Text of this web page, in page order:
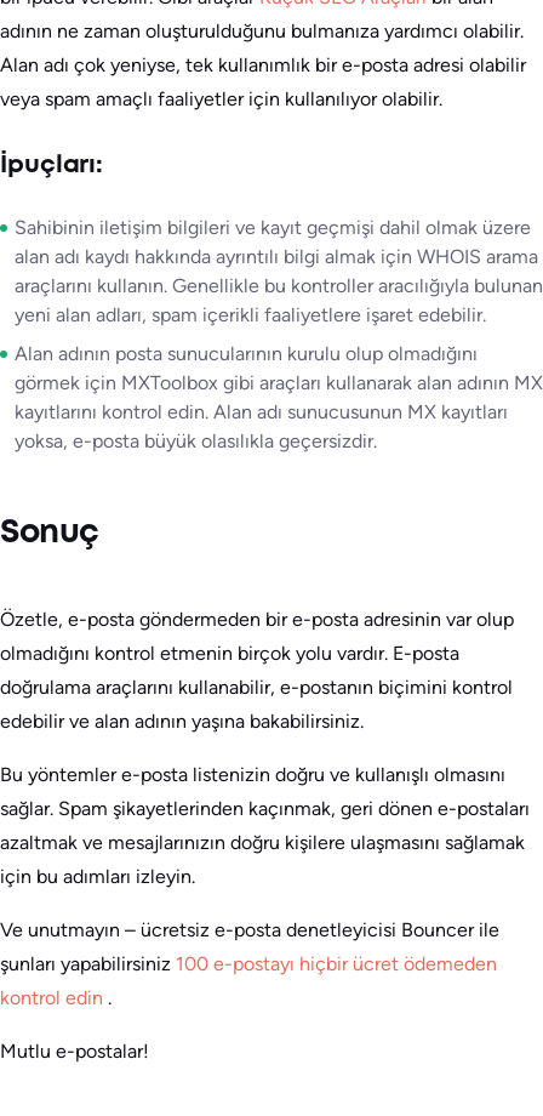
adının ne zaman oluşturulduğunu bulmanıza yardımcı olabilir.
Alan adı çok yeniyse, tek kullanımlık bir e-posta adresi olabilir
veya spam amaçlı faaliyetler için kullanılıyor olabilir.
İpuçları:
Sahibinin iletişim bilgileri ve kayıt geçmişi dahil olmak üzere
alan adı kaydı hakkında ayrıntılı bilgi almak için WHOIS arama
araçlarını kullanın. Genellikle bu kontroller aracılığıyla bulunan
yeni alan adları, spam içerikli faaliyetlere işaret edebilir.
Alan adının posta sunucularının kurulu olup olmadığını
görmek için MXToolbox gibi araçları kullanarak alan adının MX
kayıtlarını kontrol edin. Alan adı sunucusunun MX kayıtları
yoksa, e-posta büyük olasılıkla geçersizdir.
Sonuç
Özetle, e-posta göndermeden bir e-posta adresinin var olup
olmadığını kontrol etmenin birçok yolu vardır. E-posta
doğrulama araçlarını kullanabilir, e-postanın biçimini kontrol
edebilir ve alan adının yaşına bakabilirsiniz.
Bu yöntemler e-posta listenizin doğru ve kullanışlı olmasını
sağlar. Spam şikayetlerinden kaçınmak, geri dönen e-postaları
azaltmak ve mesajlarınızın doğru kişilere ulaşmasını sağlamak
için bu adımları izleyin.
Ve unutmayın – ücretsiz e-posta denetleyicisi Bouncer ile
şunları yapabilirsiniz 100 e-postayı hiçbir ücret ödemeden
kontrol edin .
Mutlu e-postalar!